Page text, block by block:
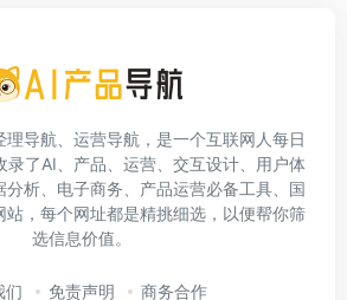
理导航、运营导航，是一个互联网人每日
录了AI、产品、运营、交互设计、用户体
分析、电子商务、产品运营必备工具、国
站，每个网址都是精挑细选，以便帮你筛
选信息价值。
们 免责声明 商务合作